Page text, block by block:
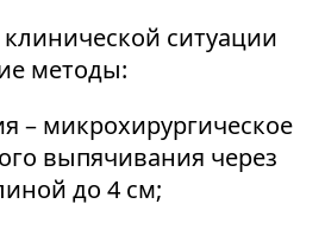
ситуации
методы:
– микрохирургическое
выпячивания через
до 4 см;